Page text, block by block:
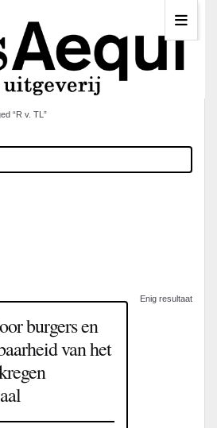
“R v. TL”
Enig resultaat
burgers en
van het